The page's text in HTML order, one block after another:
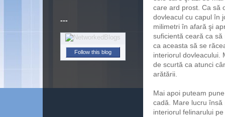
care ard prost. Ca să
dovleacul cu capul în
milimetri în afară şi
suficientă ceară ca
ca aceasta să se
interiorul dovleacului.
de scurtă ca atunci
arătării.
Mai apoi puteam
cadă. Mare lucru
interiorul felinarului
Follow this blog